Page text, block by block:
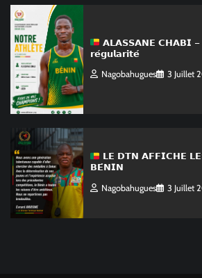
𝗔𝗟𝗔𝗦𝗦𝗔𝗡𝗘 𝗖𝗛𝗔𝗕𝗜 –
𝗿𝗲́𝗴𝘂𝗹𝗮𝗿𝗶𝘁𝗲́
Nagobahugues 3 Juillet
𝗟𝗘 𝗗𝗧𝗡 𝗔𝗙𝗙𝗜𝗖𝗛𝗘
𝗕𝗘́𝗡𝗜𝗡
Nagobahugues 3 Juillet